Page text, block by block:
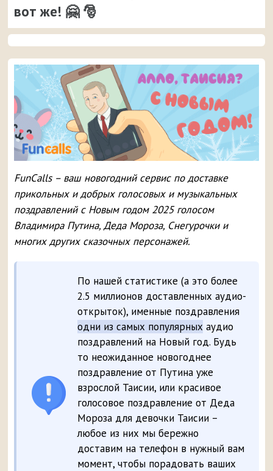
вот же! 🤗 🎅
FunCalls – ваш новогодний сервис по доставке
прикольных и добрых голосовых и музыкальных
поздравлений с Новым годом 2025 голосом
Владимира Путина, Деда Мороза, Снегурочки и
многих других сказочных персонажей.
По нашей статистике (а это более
2.5 миллионов доставленных аудио-
открыток), именные поздравления
одни из самых популярных аудио
поздравлений на Новый год. Будь
то неожиданное новогоднее
поздравление от Путина уже
взрослой Таисии, или красивое
голосовое поздравление от Деда
Мороза для девочки Таисии –
любое из них мы бережно
доставим на телефон в нужный вам
момент, чтобы порадовать ваших